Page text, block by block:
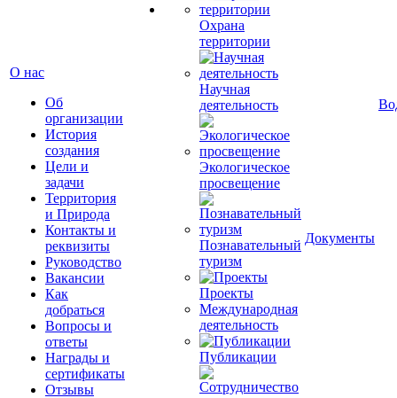
О нас
Об
организации
История
создания
Цели и
задачи
Территория
и Природа
Контакты и
реквизиты
Руководство
Вакансии
Как
добраться
Вопросы и
ответы
Награды и
сертификаты
Отзывы
Охрана
территории
Научная
деятельность
Экологическое
просвещение
Познавательный
туризм
Проекты
Международная
деятельность
Публикации
Документы